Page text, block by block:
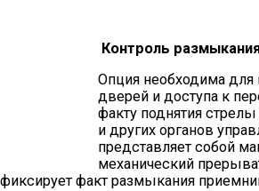
Контроль
Опция необходима для
дверей и доступа к
факту поднятия
и других органов
представляет собой
механический
фиксирует факт размыкания